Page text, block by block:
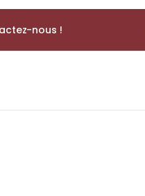
nous !